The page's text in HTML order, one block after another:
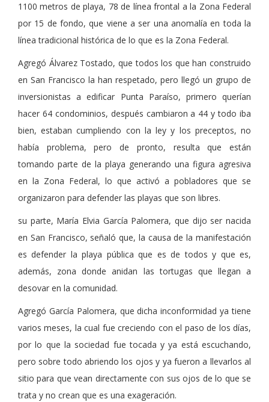
1100 metros de playa, 78 de línea frontal a la Zona Federal
por 15 de fondo, que viene a ser una anomalía en toda la
línea tradicional histórica de lo que es la Zona Federal.
Agregó Álvarez Tostado, que todos los que han construido
en San Francisco la han respetado, pero llegó un grupo de
inversionistas a edificar Punta Paraíso, primero querían
hacer 64 condominios, después cambiaron a 44 y todo iba
bien, estaban cumpliendo con la ley y los preceptos, no
había problema, pero de pronto, resulta que están
tomando parte de la playa generando una figura agresiva
en la Zona Federal, lo que activó a pobladores que se
organizaron para defender las playas que son libres.
su parte, María Elvia García Palomera, que dijo ser nacida
en San Francisco, señaló que, la causa de la manifestación
es defender la playa pública que es de todos y que es,
además, zona donde anidan las tortugas que llegan a
desovar en la comunidad.
Agregó García Palomera, que dicha inconformidad ya tiene
varios meses, la cual fue creciendo con el paso de los días,
por lo que la sociedad fue tocada y ya está escuchando,
pero sobre todo abriendo los ojos y ya fueron a llevarlos al
sitio para que vean directamente con sus ojos de lo que se
trata y no crean que es una exageración.